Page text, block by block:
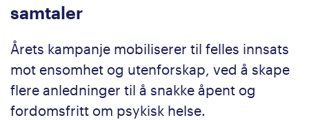
samtaler
Årets kampanje mobiliserer til felles innsats
mot ensomhet og utenforskap, ved å skape
flere anledninger til å snakke åpent og
fordomsfritt om psykisk helse.